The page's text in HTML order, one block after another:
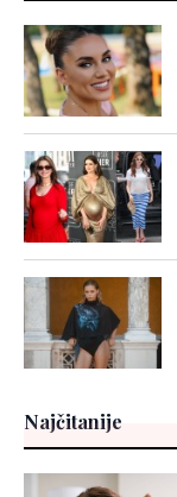
Najčitanije